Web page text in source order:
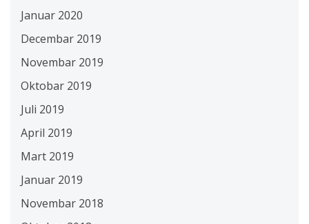
Januar 2020
Decembar 2019
Novembar 2019
Oktobar 2019
Juli 2019
April 2019
Mart 2019
Januar 2019
Novembar 2018